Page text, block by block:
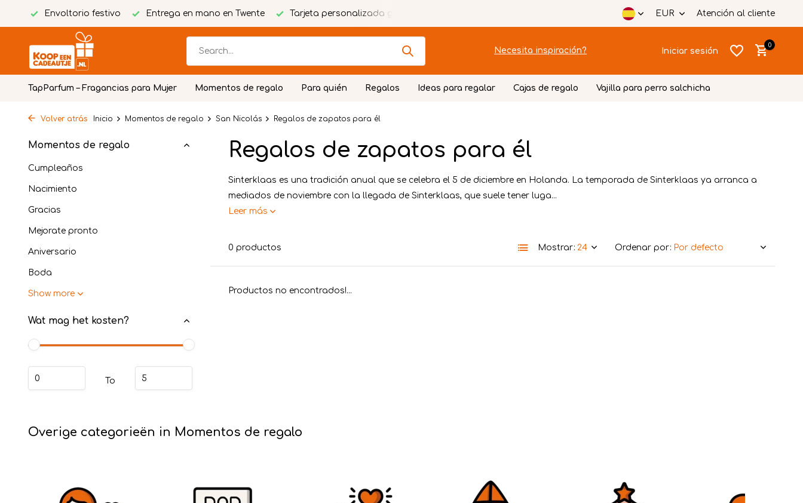
Envoltorio festivo Entrega en mano en Twente Tarjeta personalizada gratuita EUR Atención al cliente
Necesita inspiración? Iniciar sesión
0
TapParfum – Fragancias para Mujer Momentos de regalo Para quién Regalos Ideas para regalar Cajas de regalo Vajilla para perro salchicha
Volver atrás Inicio Momentos de regalo San Nicolás Regalos de zapatos para él
Momentos de regalo
Cumpleaños
Nacimiento
Gracias
Mejorate pronto
Aniversario
Boda
Show more
Wat mag het kosten?
To
Regalos de zapatos para él
Sinterklaas es una tradición anual que se celebra el 5 de diciembre en Holanda. La temporada de Sinterklaas ya arranca a
mediados de noviembre con la llegada de Sinterklaas, que suele tener luga...
Leer más
0 productos Mostrar: Ordenar por:
Productos no encontrados!...
Overige categorieën in Momentos de regalo